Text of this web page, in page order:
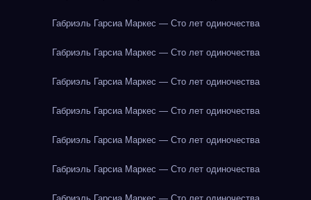
Габриэль Гарсиа Маркес — Сто лет одиночества
Габриэль Гарсиа Маркес — Сто лет одиночества
Габриэль Гарсиа Маркес — Сто лет одиночества
Габриэль Гарсиа Маркес — Сто лет одиночества
Габриэль Гарсиа Маркес — Сто лет одиночества
Габриэль Гарсиа Маркес — Сто лет одиночества